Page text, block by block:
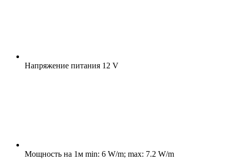
Напряжение питания 12 V
Мощность на 1м min: 6 W/m; max: 7.2 W/m